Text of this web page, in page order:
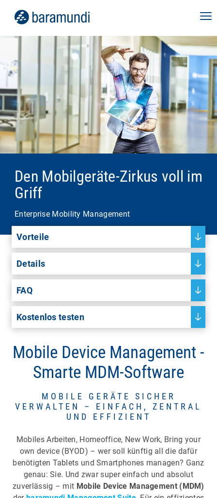
Den Mobilgeräte-Zirkus voll im
Griff
Enterprise Mobility Management
Vorteile
Details
FAQ
Kostenlos testen
Mobile Device Management -
Smarte MDM-Software
MOBILE GERÄTE SICHER
VERWALTEN – EINFACH, ZENTRAL
UND EFFIZIENT
Mobiles Arbeiten, Homeoffice, New Work, Bring your
own device (BYOD) – wer soll künftig all die dafür
benötigten Tablets und Smartphones managen? Ganz
genau: Sie. Und zwar super einfach und absolut
zuverlässig – mit Mobile Device Management (MDM)